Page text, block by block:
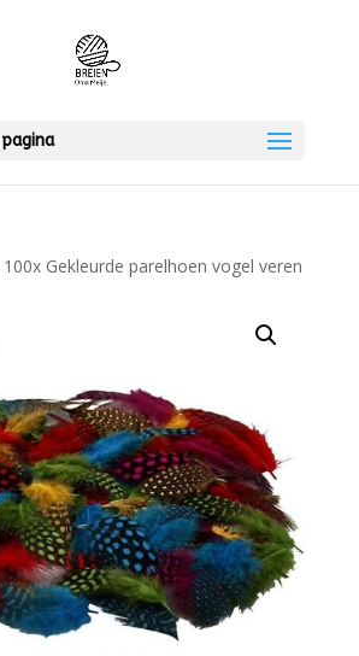
Gekleurde parelhoen vogel veren